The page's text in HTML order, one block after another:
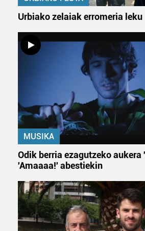
Urbiako zelaiak erromeria leku
MUSIKA
Odik berria ezagutzeko aukera
'Amaaaa!' abestiekin